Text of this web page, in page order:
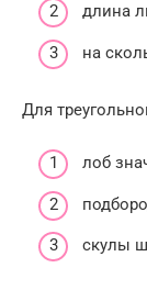
длина
на
Для
лоб
скулы